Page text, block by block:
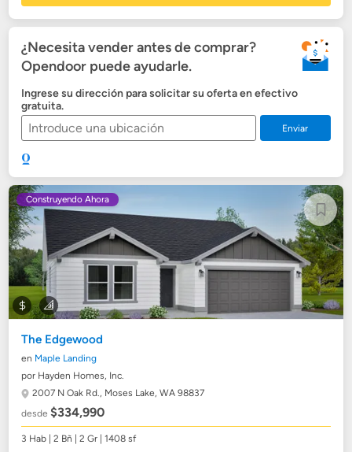
¿Necesita vender antes de comprar?
Opendoor puede ayudarle.
Ingrese su dirección para solicitar su oferta en efectivo
gratuita.
Enviar
Construyendo Ahora
The Edgewood
en Maple Landing
por Hayden Homes, Inc.
2007 N Oak Rd., Moses Lake, WA 98837
desde$334,990
3 Hab | 2 Bñ | 2 Gr | 1408 sf